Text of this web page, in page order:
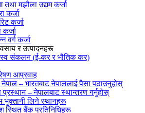
तथा मझौला उद्यम कर्जा
कर्जा
कर्जा
कर्जा
वर्ग कर्जा
र उत्पादनहरू
संकलन (ई-कर र भौतिक कर)
आप्रवाह
नेपाल – भारतबाट नेपाललाई पैसा पठाउनुहोस्
प्रस्थान – नेपालबाट स्थान्तरण गर्नुहोस्
भुक्तानी लिने स्थानहरू
स्थित बैंक प्रतिनिधिहरू